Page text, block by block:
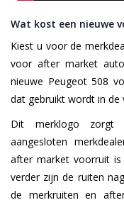
Wat kost een nieuwe
Kiest u voor de
voor after market
nieuwe Peugeot 508
dat gebruikt wordt in de
Dit merklogo zorgt
aangesloten
after market voorruit
verder zijn de ruiten
de merkruiten en